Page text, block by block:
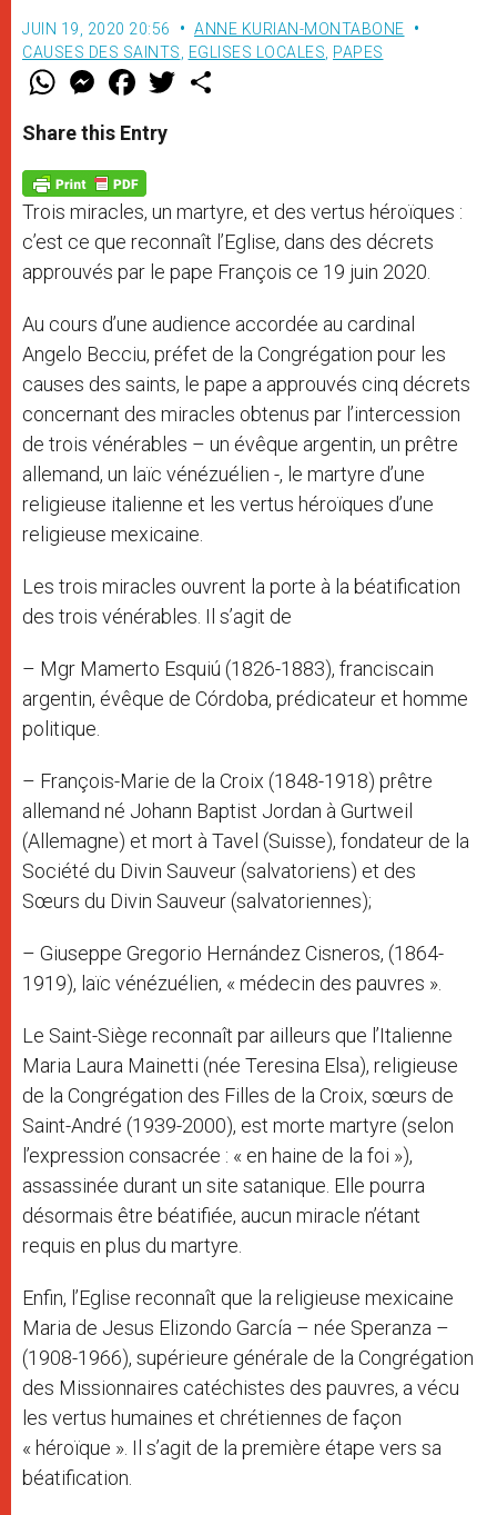
JUIN 19, 2020 20:56
ANNE KURIAN-MONTABONE
CAUSES DES SAINTS
EGLISES LOCALES PAPES
W
t
s
p
p
M
e
s
e
g
e
r
F
a
e
b
o
k
w
Share this Entry
Trois miracles, un martyre, et des vertus héroïques :
c’est ce que reconnaît l’Eglise, dans des décrets
approuvés par le pape François ce 19 juin 2020.
Au cours d’une audience accordée au cardinal
Angelo Becciu, préfet de la Congrégation pour les
causes des saints, le pape a approuvés cinq décrets
concernant des miracles obtenus par l’intercession
de trois vénérables – un évêque argentin, un prêtre
allemand, un laïc vénézuélien -, le martyre d’une
religieuse italienne et les vertus héroïques d’une
religieuse mexicaine.
Les trois miracles ouvrent la porte à la béatification
des trois vénérables. Il s’agit de
– Mgr Mamerto Esquiú (1826-1883), franciscain
argentin, évêque de Córdoba, prédicateur et homme
politique.
– François-Marie de la Croix (1848-1918) prêtre
allemand né Johann Baptist Jordan à Gurtweil
(Allemagne) et mort à Tavel (Suisse), fondateur de la
Société du Divin Sauveur (salvatoriens) et des
Sœurs du Divin Sauveur (salvatoriennes);
– Giuseppe Gregorio Hernández Cisneros, (1864-
1919), laïc vénézuélien, « médecin des pauvres ».
Le Saint-Siège reconnaît par ailleurs que l’Italienne
Maria Laura Mainetti (née Teresina Elsa), religieuse
de la Congrégation des Filles de la Croix, sœurs de
Saint-André (1939-2000), est morte martyre (selon
l’expression consacrée : « en haine de la foi »),
assassinée durant un site satanique. Elle pourra
désormais être béatifiée, aucun miracle n’étant
requis en plus du martyre.
Enfin, l’Eglise reconnaît que la religieuse mexicaine
Maria de Jesus Elizondo García – née Speranza –
(1908-1966), supérieure générale de la Congrégation
des Missionnaires catéchistes des pauvres, a vécu
les vertus humaines et chrétiennes de façon
« héroïque ». Il s’agit de la première étape vers sa
béatification.